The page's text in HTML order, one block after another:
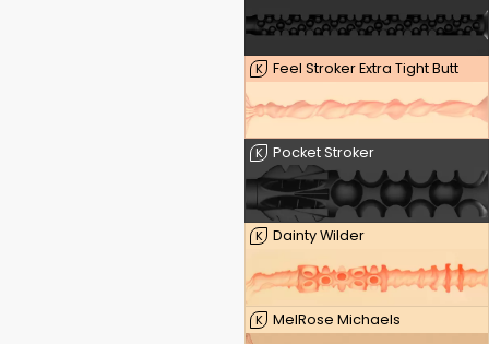
K Feel Stroker Extra Tight Butt
K Pocket Stroker
K Dainty Wilder
K MelRose Michaels